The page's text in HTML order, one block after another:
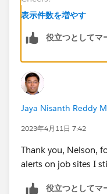
S Stephen Nelson
表示件数を増やす
役立つとしてマ
Jaya Nisanth Reddy
2023年4月11日 7:42
Thank you, Nelson,
alerts on job sites I
役立つとしてマ